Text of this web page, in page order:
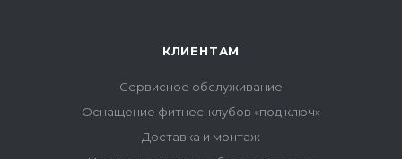
КЛИЕНТАМ
Сервисное обслуживание
Оснащение фитнес-клубов «под ключ»
Доставка и монтаж